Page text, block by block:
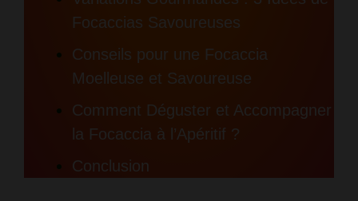
Focaccias Savoureuses
Conseils pour une Focaccia
Moelleuse et Savoureuse
Comment Déguster et Accompagner
la Focaccia à l’Apéritif ?
Conclusion